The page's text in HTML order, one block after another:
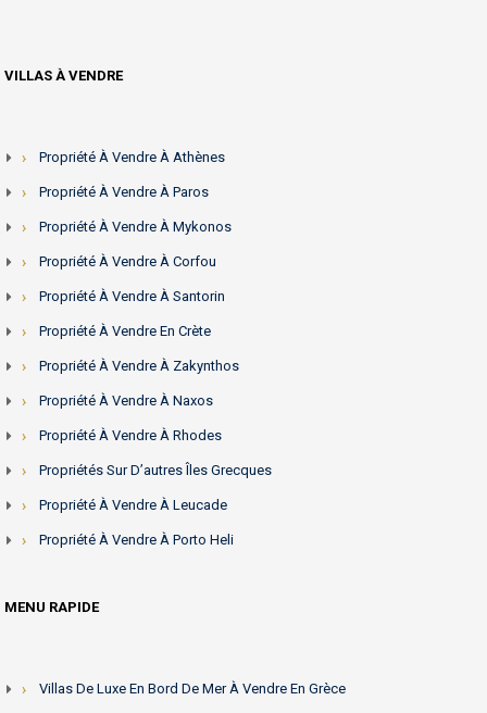
VILLAS À VENDRE
Propriété À Vendre À Athènes
Propriété À Vendre À Paros
Propriété À Vendre À Mykonos
Propriété À Vendre À Corfou
Propriété À Vendre À Santorin
Propriété À Vendre En Crète
Propriété À Vendre À Zakynthos
Propriété À Vendre À Naxos
Propriété À Vendre À Rhodes
Propriétés Sur D’autres Îles Grecques
Propriété À Vendre À Leucade
Propriété À Vendre À Porto Heli
MENU RAPIDE
Villas De Luxe En Bord De Mer À Vendre En Grèce